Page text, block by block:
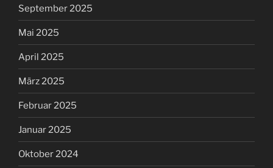
September 2025
Mai 2025
April 2025
März 2025
Februar 2025
Januar 2025
Oktober 2024